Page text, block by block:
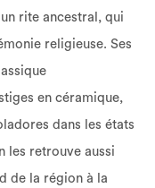
rite ancestral, qui
religieuse. Ses
en céramique,
dans les états
les retrouve aussi
de la région à la